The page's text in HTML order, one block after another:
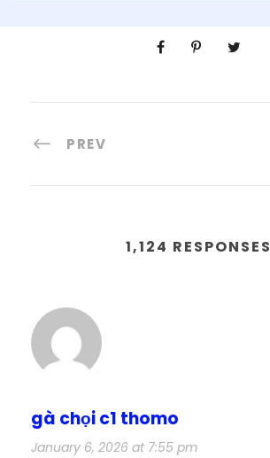
PREV
1,124 RESPONSES
gà chọi c1 thomo
January 6, 2026 at 7:55 pm